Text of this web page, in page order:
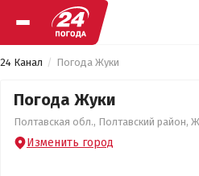
24 Канал Погода Жуки
Погода Жуки
Полтавская обл., Полтавский район,
Изменить город